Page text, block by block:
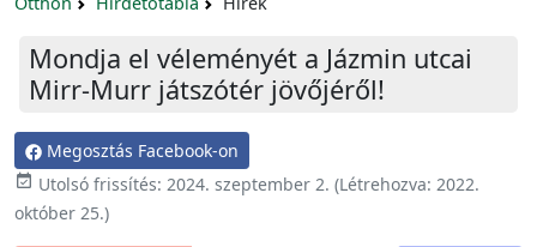
Mondja el véleményét a Jázmin utcai
Mirr-Murr játszótér jövőjéről!
Megosztás Facebook-on
 Utolsó frissítés: 2024. szeptember 2. (Létrehozva: 2022.
október 25.)